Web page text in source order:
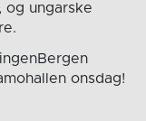
og ungarske
onsdag!